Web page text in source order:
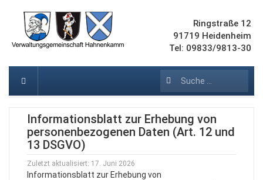
Ringstraße 12
91719 Heidenheim
Tel: 09833/9813-30
Suchen
Informationsblatt zur Erhebung von
personenbezogenen Daten (Art. 12 und
13 DSGVO)
Zuletzt aktualisiert: 17. Juni 2026
Informationsblatt zur Erhebung von